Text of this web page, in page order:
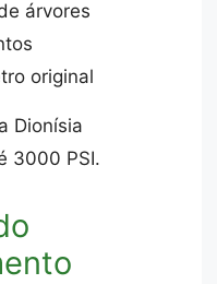
árvores
original
Dionísia
3000 PSI.